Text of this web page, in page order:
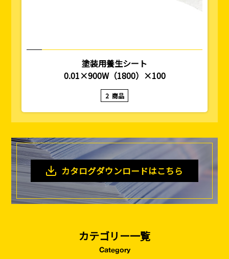
塗装用養生シート
0.01×900W（1800）×100
2 商品
カタログダウンロードはこちら
カテゴリー一覧
Category